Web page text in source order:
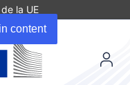
content
la UE